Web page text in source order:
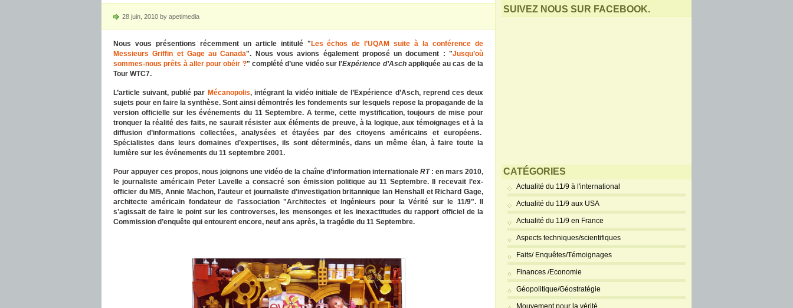
28 juin, 2010 by apetimedia
Nous vous présentions récemment un article intitulé " Les échos de l’UQAM suite à la conférence de
Messieurs Griffin et Gage au Canada". Nous vous avions également proposé un document : "Jusqu’où
sommes-nous prêts à aller pour obéir ?" complété d’une vidéo sur l’Expérience d’Aschappliquée au cas de la
Tour WTC7.
L’article suivant, publié par Mécanopolis, intégrant la vidéo initiale de l’Expérience d’Asch, reprend ces deux
sujets pour en faire la synthèse. Sont ainsi démontrés les fondements sur lesquels repose la propagande de la
version officielle sur les événements du 11 Septembre. A terme, cette mystification, toujours de mise pour
tronquer la réalité des faits, ne saurait résister aux éléments de preuve, à la logique, aux témoignages et à la
diffusion d’informations collectées, analysées et étayées par des citoyens américains et européens.
Spécialistes dans leurs domaines d’expertises, ils sont déterminés, dans un même élan, à faire toute la
lumière sur les événements du 11 septembre 2001.
Pour appuyer ces propos, nous joignons une vidéo de la chaîne d’information internationale RT: en mars 2010,
le journaliste américain Peter Lavelle a consacré son émission politique au 11 Septembre. Il recevait l’ex-
officier du MI5,Annie Machon, l’auteur et journaliste d’investigation britannique Ian Henshall et Richard Gage,
architecte américain fondateur de l’association "Architectes et Ingénieurs pour la Vérité sur le 11/9". Il
s’agissait de faire le point sur les controverses, les mensonges et les inexactitudes du rapport officiel de la
Commission d’enquête qui entourent encore, neuf ans après, la tragédie du 11 Septembre.
SUIVEZ NOUS SUR FACEBOOK.
CATÉGORIES
Actualité du 11/9 à l'international
Actualité du 11/9 aux USA
Actualité du 11/9 en France
Aspects techniques/scientifiques
Faits/ Enquêtes/Témoignages
Finances /Economie
Géopolitique/Géostratégie
Mouvement pour la vérité